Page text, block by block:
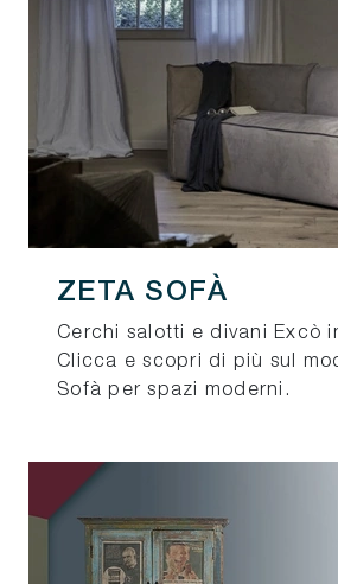
ZETA SOFÀ
Cerchi salotti e divani Excò
Clicca e scopri di più sul
Sofà per spazi moderni.